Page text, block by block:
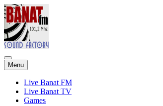
Menu Skip
to
content
Live Banat FM
Live Banat TV
Games